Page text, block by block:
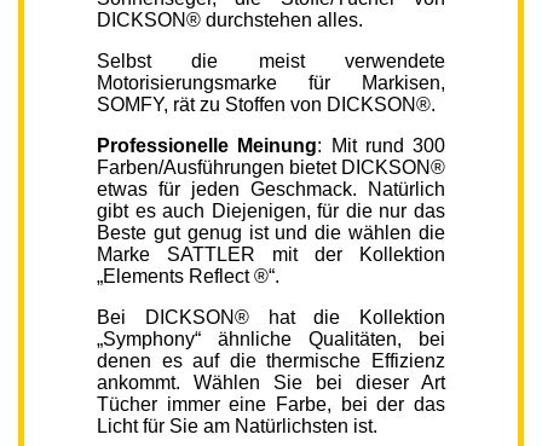
DICKSON® durchstehen alles.
Selbst die meist verwendete
Motorisierungsmarke für Markisen,
SOMFY, rät zu Stoffen von DICKSON®.
Professionelle Meinung: Mit rund 300
Farben/Ausführungen bietet DICKSON®
etwas für jeden Geschmack. Natürlich
gibt es auch Diejenigen, für die nur das
Beste gut genug ist und die wählen die
Marke SATTLER mit der Kollektion
„Elements Reflect ®“.
Bei DICKSON® hat die Kollektion
„Symphony“ ähnliche Qualitäten, bei
denen es auf die thermische Effizienz
ankommt. Wählen Sie bei dieser Art
Tücher immer eine Farbe, bei der das
Licht für Sie am Natürlichsten ist.